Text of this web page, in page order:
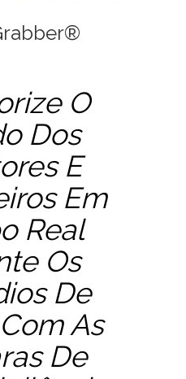
O
Dos
E
Em
Real
Os
De
As
De